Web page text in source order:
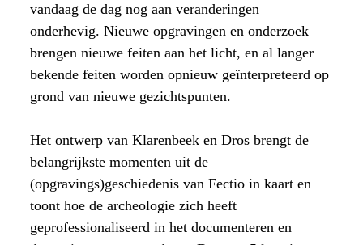
vandaag de dag nog aan veranderingen
onderhevig. Nieuwe opgravingen en onderzoek
brengen nieuwe feiten aan het licht, en al langer
bekende feiten worden opnieuw geïnterpreteerd op
grond van nieuwe gezichtspunten.
Het ontwerp van Klarenbeek en Dros brengt de
belangrijkste momenten uit de
(opgravings)geschiedenis van Fectio in kaart en
toont hoe de archeologie zich heeft
geprofessionaliseerd in het documenteren en